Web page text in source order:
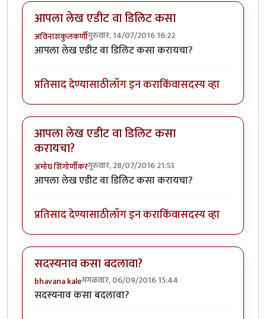
आपला लेख एडीट वा डिलिट कसा
अविनाशकुलकर्णीगुरुवार, 14/07/2016 16:22
आपला लेख एडीट वा डिलिट कसा करायचा?
प्रतिसाद देण्यासाठीलॉग इन कराकिंवासदस्य व्हा
आपला लेख एडीट वा डिलिट कसा
करायचा?
अमोघ शिंगोर्णीकरगुरुवार, 28/07/2016 21:53
आपला लेख एडीट वा डिलिट कसा करायचा?
प्रतिसाद देण्यासाठीलॉग इन कराकिंवासदस्य व्हा
सदस्यनाव कसा बदलावा?
bhavana kaleमंगळवार, 06/09/2016 15:44
सदस्यनाव कसा बदलावा?